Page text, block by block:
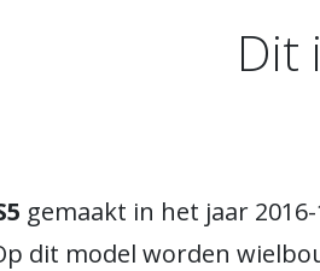
Dit
gemaakt in het jaar
dit model worden